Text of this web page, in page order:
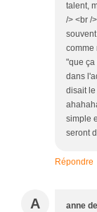
talent,
/> <br /
comme
"que ça
dans
disait
simple
seront
Répondre
A anne